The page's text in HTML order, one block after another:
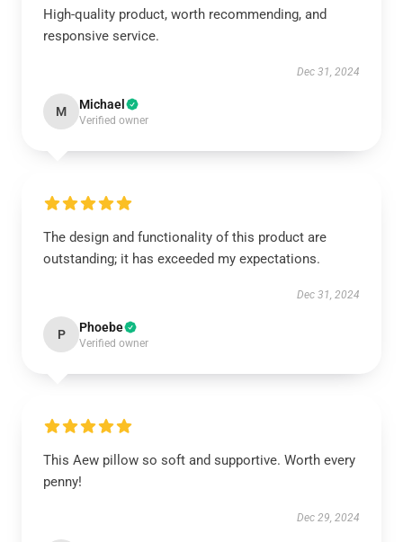
High-quality product, worth recommending, and
responsive service.
Dec 31, 2024
M Michael
Verified owner
The design and functionality of this product are
outstanding; it has exceeded my expectations.
Dec 31, 2024
P Phoebe
Verified owner
This Aew pillow so soft and supportive. Worth every
penny!
Dec 29, 2024